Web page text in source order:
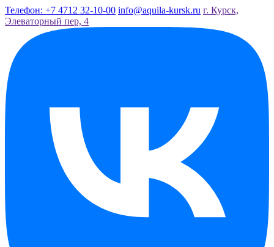
Телефон: +7 4712 32-10-00 info@aquila-kursk.ru г. Курск,
Элеваторный пер, 4